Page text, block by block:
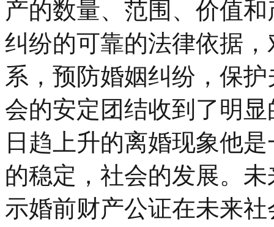
产的数量、范围、价值
纠纷的可靠的法律依据
系，预防婚姻纠纷，保
会的安定团结收到了明
日趋上升的离婚现象他
的稳定，社会的发展。
示婚前财产公证在未来